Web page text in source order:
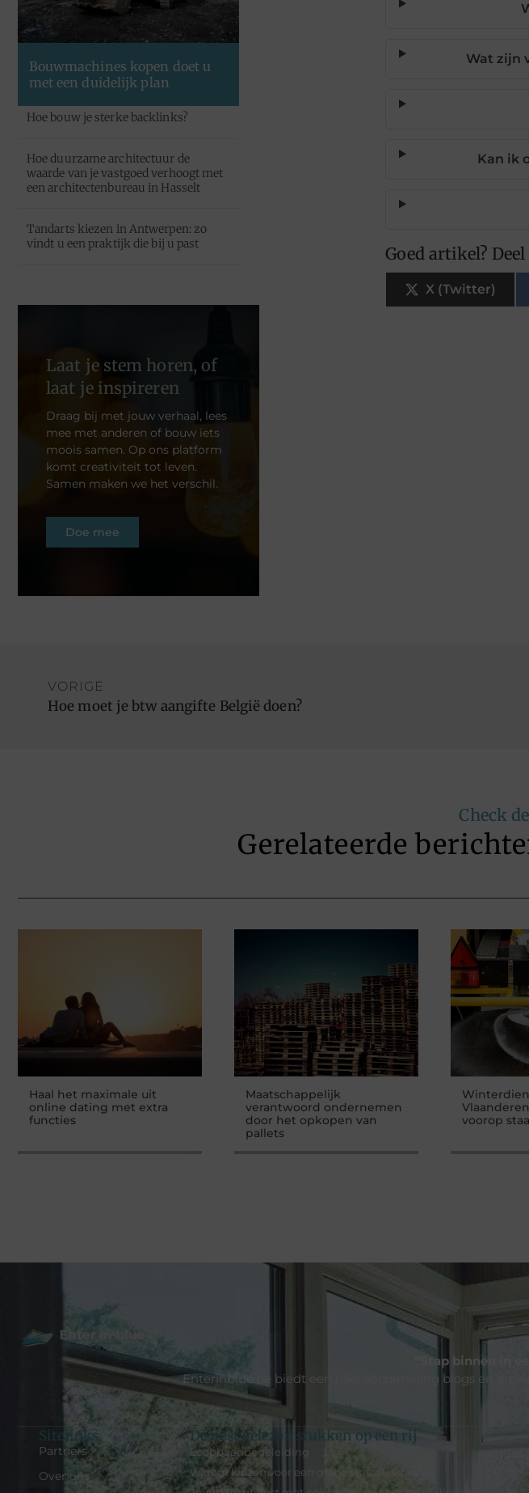
Bouwmachines kopen doet u
met een duidelijk plan
Hoe bouw je sterke backlinks?
Hoe duurzame architectuur de
waarde van je vastgoed verhoogt met
een architectenbureau in Hasselt
Tandarts kiezen in Antwerpen: zo
vindt u een praktijk die bij u past
Laat je stem horen, of
laat je inspireren
Draag bij met jouw verhaal, lees
mee met anderen of bouw iets
moois samen. Op ons platform
komt creativiteit tot leven.
Samen maken we het verschil.
Doe mee
Wat zijn
Kan ik
Goed artikel?
X (Twitter)
VORIGE
Hoe moet je btw aangifte België doen?
Check
Gerelateerde
Haal het maximale uit
online dating met extra
functies
Maatschappelijk
verantwoord ondernemen
door het opkopen van
pallets
voorop
“Stap binnen in
Enterinblue.be biedt een rijke verzameling blogs en
Sitelinks
Partners
Over ons
De best gelezen stukken op een rij
Loopbaanbegeleiding
Warom kiezen voor een grohe wastafelkraan?